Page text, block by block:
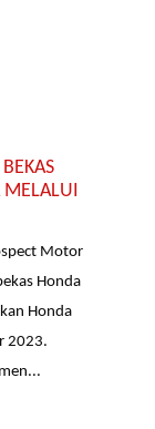
MELALUI
Motor
Honda
Honda
2023.